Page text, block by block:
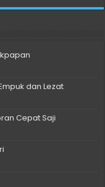
dan Lezat
Cepat Saji